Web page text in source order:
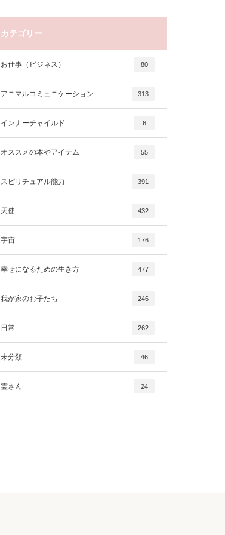
カテゴリー
お仕事（ビジネス） 80
アニマルコミュニケーション 313
インナーチャイルド 6
オススメの本やアイテム 55
スピリチュアル能力 391
天使 432
宇宙 176
幸せになるための生き方 477
我が家のお子たち 246
日常 262
未分類 46
霊さん 24